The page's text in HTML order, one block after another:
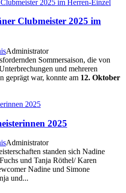
Clubmeister 2025 im
Administrator
Sommersaison, die von
und mehreren
geprägt war, konnte am 12. Oktober
2025
Administrator
standen sich Nadine
und Tanja Röthel/ Karen
Nadine und Simone
und...